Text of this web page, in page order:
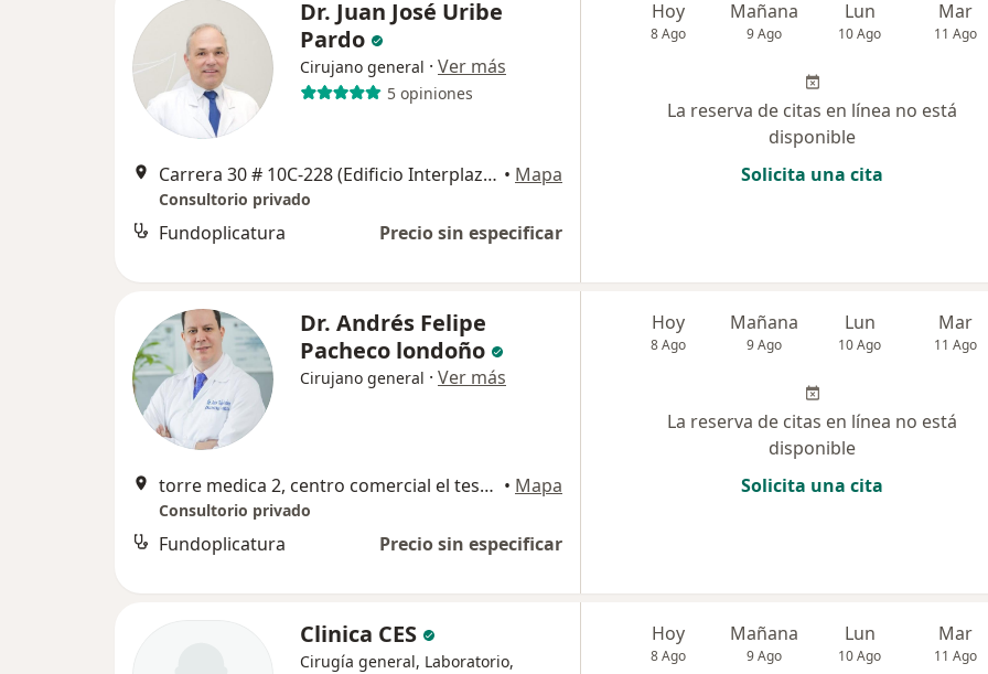
Dr. Juan José Uribe
Pardo
Cirujano general · Ver más
5 opiniones
Carrera 30 # 10C-228 (Edificio Interplaza Consultorio 513), Medellín • Mapa
Consultorio privado
Fundoplicatura Precio sin especificar
Hoy
8 Ago
Mañana
9 Ago
Lun
10 Ago
Mar
11 Ago
La reserva de citas en línea no está
disponible
Solicita una cita
Dr. Andrés Felipe
Pacheco londoño
Cirujano general · Ver más
torre medica 2, centro comercial el tesoro, consultorio 1560, Medellín • Mapa
Consultorio privado
Fundoplicatura Precio sin especificar
Hoy
8 Ago
Mañana
9 Ago
Lun
10 Ago
Mar
11 Ago
La reserva de citas en línea no está
disponible
Solicita una cita
Clinica CES
Cirugía general, Laboratorio,
Hoy
8 Ago
Mañana
9 Ago
Lun
10 Ago
Mar
11 Ago